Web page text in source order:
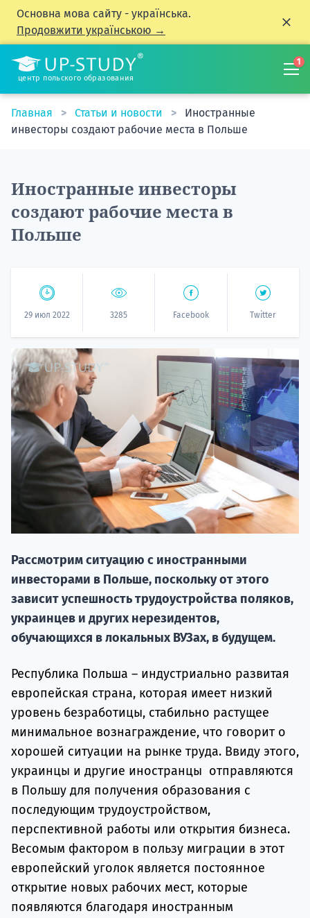
Основна мова сайту - українська.
Продовжити українською →
центр польского образования
1
Главная Статьи и новости
Иностранные
инвесторы создают рабочие места в Польше
Иностранные инвесторы
создают рабочие места в
Польше
29 июл 2022 3285 Facebook Twitter
Рассмотрим ситуацию с иностранными
инвесторами в Польше, поскольку от этого
зависит успешность трудоустройства поляков,
украинцев и других нерезидентов,
обучающихся в локальных ВУЗах, в будущем.
Республика Польша – индустриально развитая
европейская страна, которая имеет низкий
уровень безработицы, стабильно растущее
минимальное вознаграждение, что говорит о
хорошей ситуации на рынке труда. Ввиду этого,
украинцы и другие иностранцы отправляются
в Польшу для получения образования с
последующим трудоустройством,
перспективной работы или открытия бизнеса.
Весомым фактором в пользу миграции в этот
европейский уголок является постоянное
открытие новых рабочих мест, которые
появляются благодаря иностранным
НАБОР